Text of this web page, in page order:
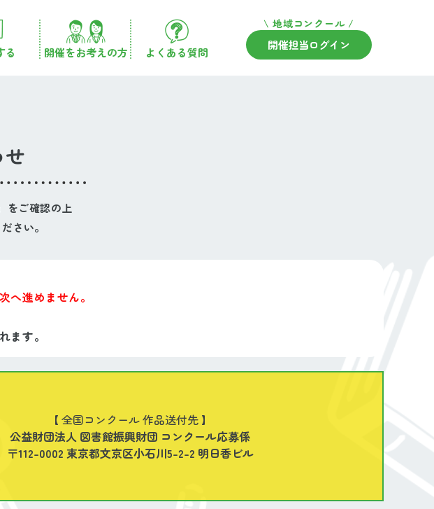
る 開催をお考えの方 よくある質問
\ 地域コンクール /
開催担当ログイン
」をご確認の上
さい。
へ進めません。
ます。
【 全国コンクール 作品送付先 】
公益財団法人 図書館振興財団 コンクール応募係
〒112-0002 東京都文京区小石川5-2-2 明日香ビル